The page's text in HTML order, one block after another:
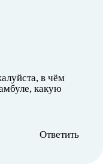
в чём
какую
Ответить